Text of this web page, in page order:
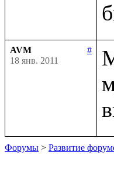
AVM
#
18 янв. 2011
Форумы > Развитие